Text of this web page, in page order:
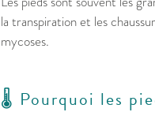
la transpiration et les
mycoses.
🌡️ Pourquoi les